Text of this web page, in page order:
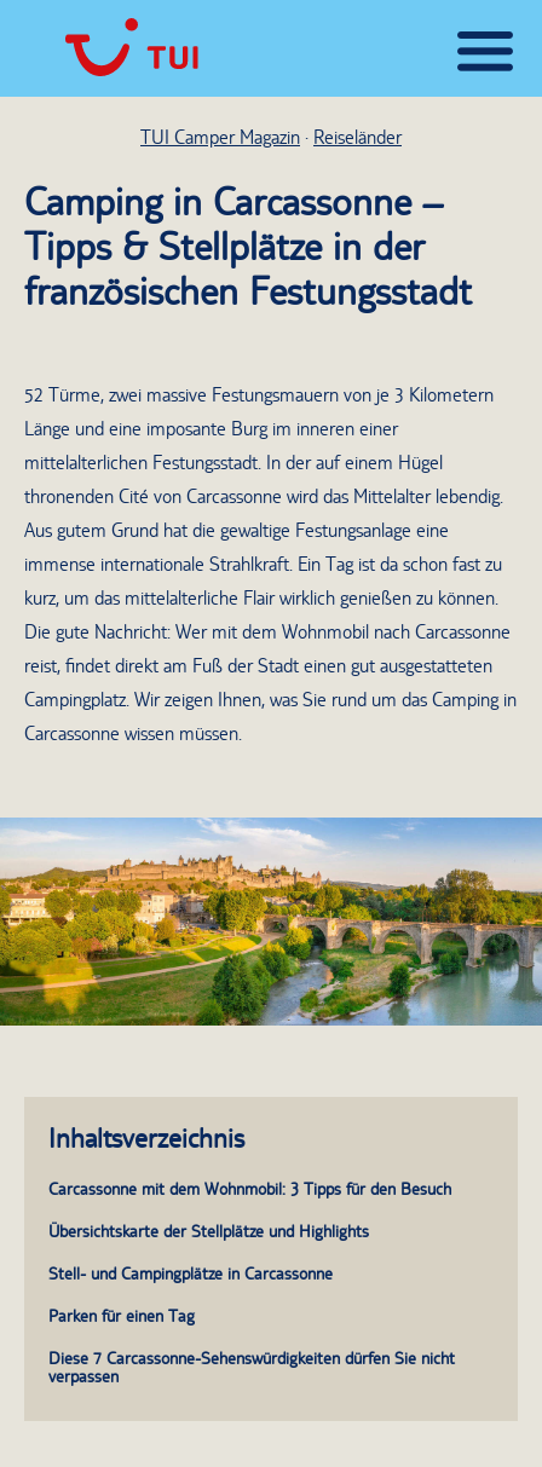
TUI Camper Magazin Reiseländer
Camping in Carcassonne –
Tipps & Stellplätze in der
französischen Festungsstadt
52 Türme, zwei massive Festungsmauern von je 3 Kilometern
Länge und eine imposante Burg im inneren einer
mittelalterlichen Festungsstadt. In der auf einem Hügel
thronenden Cité von Carcassonne wird das Mittelalter lebendig.
Aus gutem Grund hat die gewaltige Festungsanlage eine
immense internationale Strahlkraft. Ein Tag ist da schon fast zu
kurz, um das mittelalterliche Flair wirklich genießen zu können.
Die gute Nachricht: Wer mit dem Wohnmobil nach Carcassonne
reist, findet direkt am Fuß der Stadt einen gut ausgestatteten
Campingplatz. Wir zeigen Ihnen, was Sie rund um das Camping in
Carcassonne wissen müssen.
Inhaltsverzeichnis
Carcassonne mit dem Wohnmobil: 3 Tipps für den Besuch
Übersichtskarte der Stellplätze und Highlights
Stell- und Campingplätze in Carcassonne
Parken für einen Tag
Diese 7 Carcassonne-Sehenswürdigkeiten dürfen Sie nicht
verpassen